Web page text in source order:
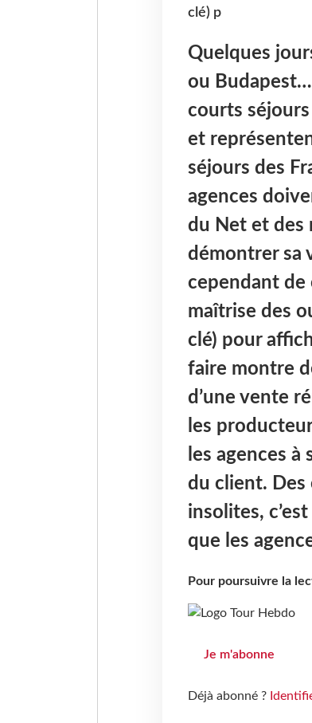
clé) p
Quelques
ou
courts
et
séjours des
agences
du Net et des
démontrer sa
cependant de
maîtrise des
clé) pour
faire montre
d’une vente
les
les agences
du client. Des
insolites,
que les
Pour poursuivre la
Je m'abonne
Déjà abonné ?